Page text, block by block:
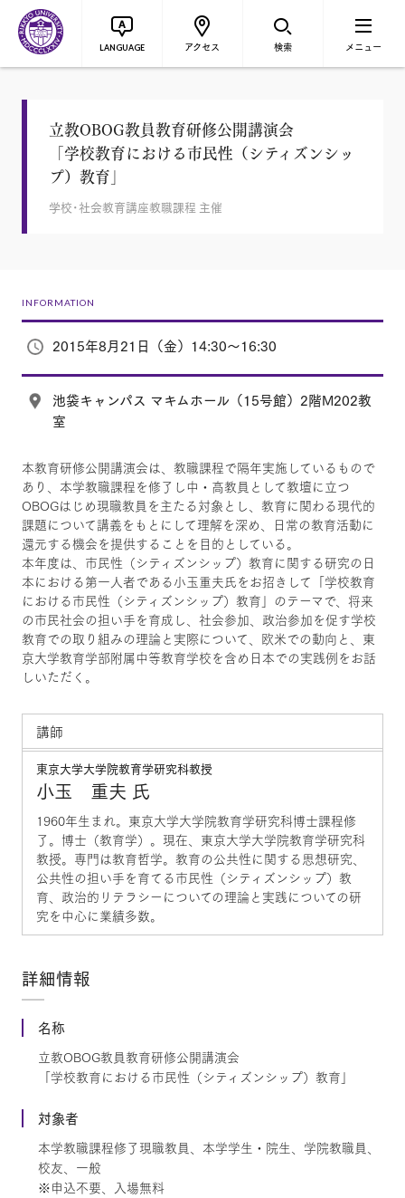
LANGUAGE アクセス 検索 メニュー
立教OBOG教員教育研修公開講演会
「学校教育における市民性（シティズンシッ
プ）教育」
学校･社会教育講座教職課程 主催
INFORMATION
2015年8月21日（金）14:30～16:30
池袋キャンパス マキムホール（15号館）2階M202教
室
本教育研修公開講演会は、教職課程で隔年実施しているもので
あり、本学教職課程を修了し中・高教員として教壇に立つ
OBOGはじめ現職教員を主たる対象とし、教育に関わる現代的
課題について講義をもとにして理解を深め、日常の教育活動に
還元する機会を提供することを目的としている。
本年度は、市民性（シティズンシップ）教育に関する研究の日
本における第一人者である小玉重夫氏をお招きして「学校教育
における市民性（シティズンシップ）教育」のテーマで、将来
の市民社会の担い手を育成し、社会参加、政治参加を促す学校
教育での取り組みの理論と実際について、欧米での動向と、東
京大学教育学部附属中等教育学校を含め日本での実践例をお話
しいただく。
講師
東京大学大学院教育学研究科教授
小玉 重夫 氏
1960年生まれ。東京大学大学院教育学研究科博士課程修
了。博士（教育学）。現在、東京大学大学院教育学研究科
教授。専門は教育哲学。教育の公共性に関する思想研究、
公共性の担い手を育てる市民性（シティズンシップ）教
育、政治的リテラシーについての理論と実践についての研
究を中心に業績多数。
詳細情報
名称
立教OBOG教員教育研修公開講演会
「学校教育における市民性（シティズンシップ）教育」
対象者
本学教職課程修了現職教員、本学学生・院生、学院教職員、
校友、一般
※申込不要、入場無料